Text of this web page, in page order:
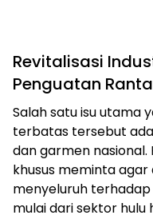
Revitalisasi
Penguatan
Salah satu isu utama
terbatas tersebut
dan garmen
khusus meminta
menyeluruh
mulai dari sektor hulu